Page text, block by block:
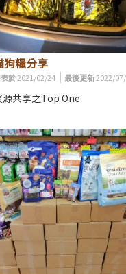
狗糧分享
於2021/02/24 最後更新2022/
源共享之Top One